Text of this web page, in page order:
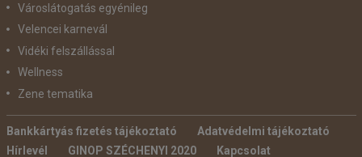
Városlátogatás egyénileg
Velencei karnevál
Vidéki felszállással
Wellness
Zene tematika
Bankkártyás fizetés tájékoztató
Adatvédelmi tájékoztató
Hírlevél
GINOP SZÉCHENYI 2020 Kapcsolat